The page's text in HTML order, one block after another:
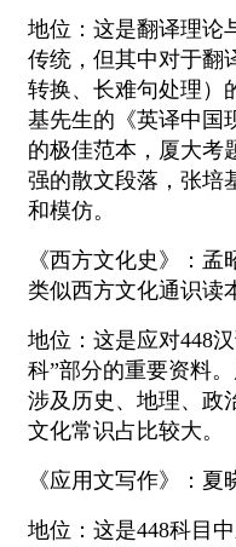
地位：这是翻译理论
传统，但其中对于翻
转换、长难句处理）
基先生的《英译中国
的极佳范本，厦大考
强的散文段落，张培
和模仿。
《西方文化史》：
类似西方文化通识读
地位：这是应对448
科”部分的重要资料
涉及历史、地理、政
文化常识占比较大。
《应用文写作》：夏
地位：这是448科目